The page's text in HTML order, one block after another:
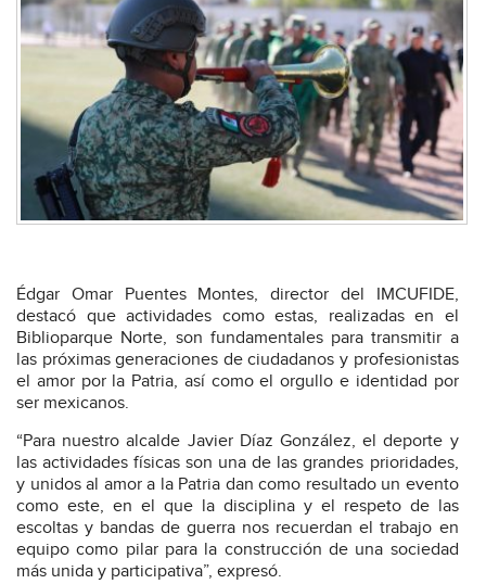
Édgar Omar Puentes Montes, director del IMCUFIDE,
destacó que actividades como estas, realizadas en el
Biblioparque Norte, son fundamentales para transmitir a
las próximas generaciones de ciudadanos y profesionistas
el amor por la Patria, así como el orgullo e identidad por
ser mexicanos.
“Para nuestro alcalde Javier Díaz González, el deporte y
las actividades físicas son una de las grandes prioridades,
y unidos al amor a la Patria dan como resultado un evento
como este, en el que la disciplina y el respeto de las
escoltas y bandas de guerra nos recuerdan el trabajo en
equipo como pilar para la construcción de una sociedad
más unida y participativa”, expresó.